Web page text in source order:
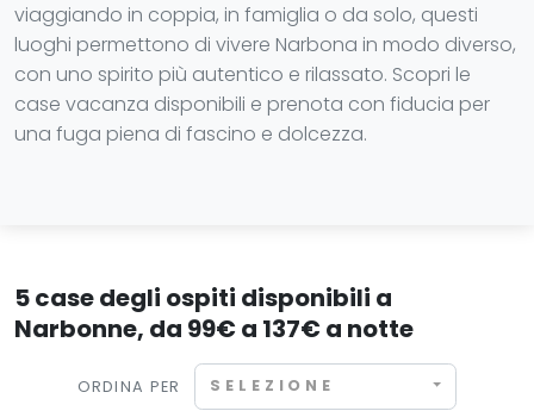
viaggiando in coppia, in famiglia o da solo, questi
luoghi permettono di vivere Narbona in modo diverso,
con uno spirito più autentico e rilassato. Scopri le
case vacanza disponibili e prenota con fiducia per
una fuga piena di fascino e dolcezza.
5 case degli ospiti disponibili a
Narbonne, da 99€ a 137€ a notte
ORDINA PER SELEZIONE